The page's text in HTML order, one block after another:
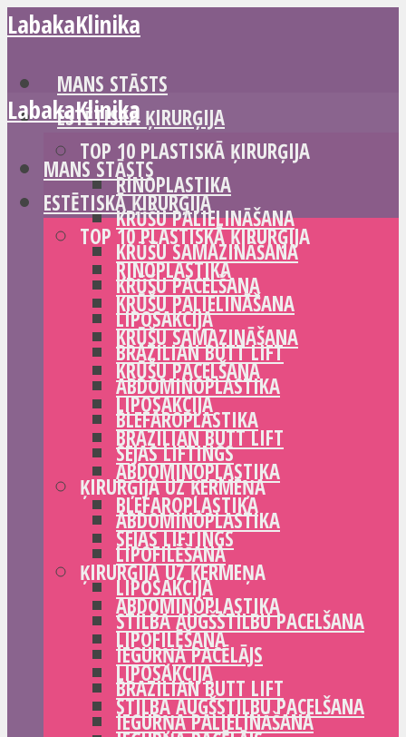
LabakaKlinika
MANS STĀSTS
ESTĒTISKĀ ĶIRURĢIJA
TOP 10 PLASTISKĀ ĶIRURĢIJA
RINOPLASTIKA
KRŪŠU PALIELINĀŠANA
KRŪŠU SAMAZINĀŠANA
KRŪŠU PACELŠANA
LIPOSAKCIJA
BRAZILIAN BUTT LIFT
ABDOMINOPLASTIKA
BLEFAROPLASTIKA
SEJAS LIFTINGS
ĶIRURĢIJA UZ ĶERMEŅA
ABDOMINOPLASTIKA
LIPOFILĒŠANA
LIPOSAKCIJA
STILBA AUGŠSTILBU PACELŠANA
IEGURŅA PACĒLĀJS
BRAZILIAN BUTT LIFT
IEGURŅA PALIELINĀŠANA
LabakaKlinika
MANS STĀSTS
ESTĒTISKĀ ĶIRURĢIJA
TOP 10 PLASTISKĀ ĶIRURĢIJA
RINOPLASTIKA
KRŪŠU PALIELINĀŠANA
KRŪŠU SAMAZINĀŠANA
KRŪŠU PACELŠANA
LIPOSAKCIJA
BRAZILIAN BUTT LIFT
ABDOMINOPLASTIKA
BLEFAROPLASTIKA
SEJAS LIFTINGS
ĶIRURĢIJA UZ ĶERMEŅA
ABDOMINOPLASTIKA
LIPOFILĒŠANA
LIPOSAKCIJA
STILBA AUGŠSTILBU PACELŠANA